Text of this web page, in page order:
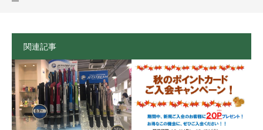
関連記事